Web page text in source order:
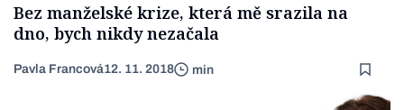
Bez manželské krize, která mě srazila na
dno, bych nikdy nezačala
Pavla Francová12. 11. 2018 min